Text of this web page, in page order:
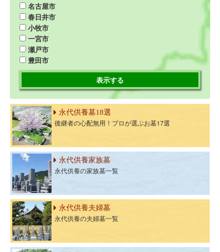
名古屋市
春日井市
小牧市
一宮市
瀬戸市
豊田市
表示する
永代供養墓18選
後継者の心配無用！プロが選ぶお墓17選
永代供養家族墓
永代供養の家族墓一覧
永代供養夫婦墓
永代供養の夫婦墓一覧